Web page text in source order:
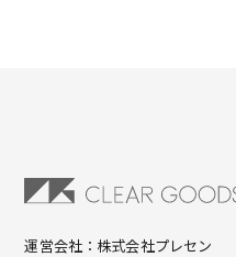
運営会社：株式会社プレセン